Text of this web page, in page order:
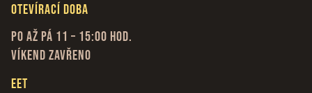
Otevírací doba
Po až Pá 11 – 15:00 hod.
Víkend zavřeno
EET